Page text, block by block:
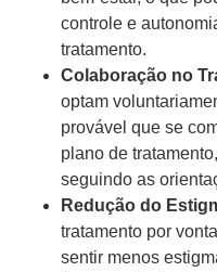
controle e
tratamento.
Colaboração no
optam
provável que se
plano de
seguindo as
Redução do
tratamento por
sentir menos